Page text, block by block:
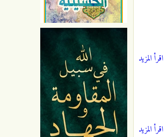
اقرأ المزيد
اقرأ المزيد